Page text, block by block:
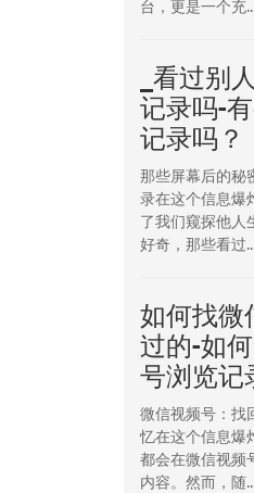
台，更是一个充
_看过别
记录吗-
记录吗？
那些屏幕后的秘
录在这个信息爆
了我们窥探他人
好奇，那些看过
如何找微
过的-如
号浏览记
微信视频号：找
忆在这个信息爆
都会在微信视频
内容。然而，随